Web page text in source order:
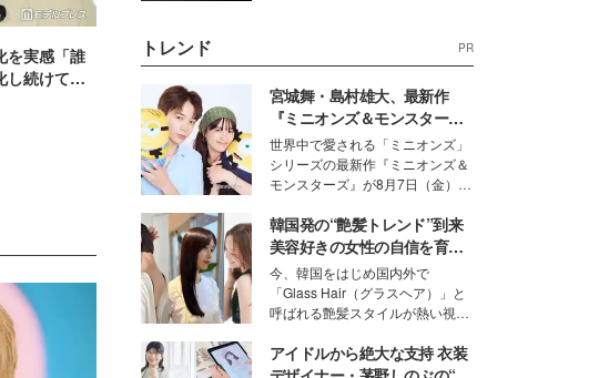
を実感「誰
し続けてい
も語る
トレンド PR
宮城舞・島村雄大、最新作
『ミニオンズ＆モンスター
ズ』の魅力熱弁 ハチャメチャ
だけじゃない“友情と絆”に感
動
世界中で愛される「ミニオンズ」
シリーズの最新作『ミニオンズ＆
モンスターズ』が8月7日（金）に
ニオン好き”という共通点を持つモ
デルの宮城舞と島村雄大の特別対
談をお届け！それぞれの視点か
ら、今作ならではの魅力や予想外
の感動をもたらす奥深いストーリ
ーについて熱く語り合ってもらっ
た。
韓国発の“艶髪トレンド”到来
美容好きの女性の自信を育む
「ヘアケア事情」って？
今、韓国をはじめ国内外で
「Glass Hair（グラスヘア）」と
呼ばれる艶髪スタイルが熱い視線
ションの完成度を高めるベースと
して、“髪そのものの美しさ”に改
アイドルから絶大な支持 衣装